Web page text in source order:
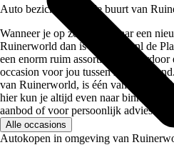
Auto bezichtigen in de buurt van
Wanneer je op zoek bent naar een
Ruinerworld dan is Vaartland.nl de
een enorm ruim assortiment
occasion voor jou tussen zit.
van Ruinerworld, is één van de 5
hier kun je altijd even naar binnen
aanbod of voor persoonlijk advies bij
Alle occasions
Autokopen in omgeving van